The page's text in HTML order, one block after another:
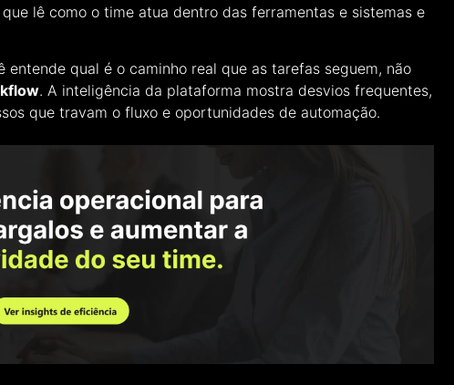
lê como o time atua dentro das ferramentas e sistemas e
qual é o caminho real que as tarefas seguem, não
. A inteligência da plataforma mostra desvios frequentes,
que travam o fluxo e oportunidades de automação.